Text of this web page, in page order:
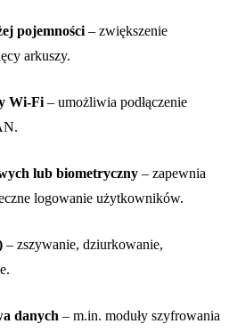
pojemności – zwiększenie
arkuszy.
Wi-Fi – umożliwia podłączenie
lub biometryczny – zapewnia
logowanie użytkowników.
– zszywanie, dziurkowanie,
danych – m.in. moduły szyfrowania